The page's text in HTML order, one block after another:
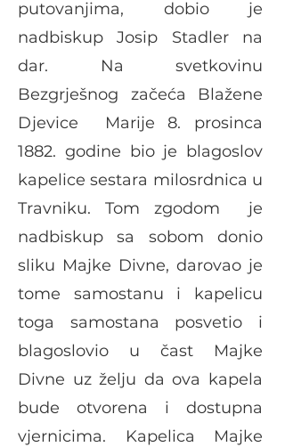
putovanjima, dobio je
nadbiskup Josip Stadler na
dar. Na svetkovinu
Bezgrješnog začeća Blažene
Djevice Marije 8. prosinca
1882. godine bio je blagoslov
kapelice sestara milosrdnica u
Travniku. Tom zgodom je
nadbiskup sa sobom donio
sliku Majke Divne, darovao je
tome samostanu i kapelicu
toga samostana posvetio i
blagoslovio u čast Majke
Divne uz želju da ova kapela
bude otvorena i dostupna
vjernicima. Kapelica Majke